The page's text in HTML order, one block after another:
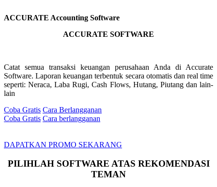
ACCURATE Accounting Software
ACCURATE SOFTWARE
Catat semua transaksi keuangan perusahaan Anda di Accurate
Software. Laporan keuangan terbentuk secara otomatis dan real time
seperti: Neraca, Laba Rugi, Cash Flows, Hutang, Piutang dan lain-
lain
Coba Gratis Cara Berlangganan
Coba Gratis Cara berlangganan
DAPATKAN PROMO SEKARANG
PILIHLAH SOFTWARE ATAS REKOMENDASI
TEMAN